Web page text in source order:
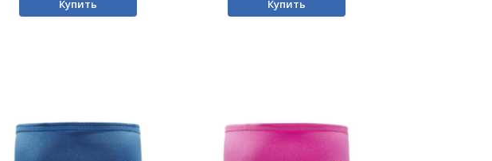
Купить Купить